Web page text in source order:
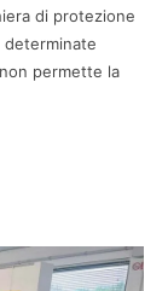
di protezione
determinate
permette la